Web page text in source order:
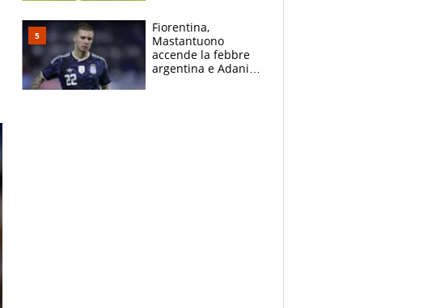
Fiorentina,
Mastantuono
accende la febbre
argentina e Adani